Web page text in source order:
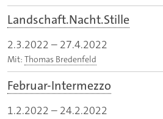
Landschaft.Nacht.Stille
2.3.2022 – 27.4.2022
Mit: Thomas Bredenfeld
Februar-Intermezzo
1.2.2022 – 24.2.2022